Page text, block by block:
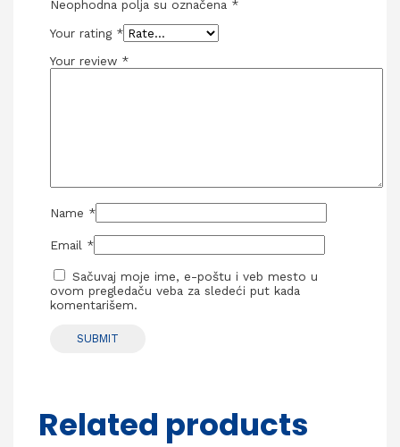
Neophodna polja su označena *
Your rating *
Your review *
Name *
Email *
Sačuvaj moje ime, e-poštu i veb mesto u
ovom pregledaču veba za sledeći put kada
komentarišem.
Related products